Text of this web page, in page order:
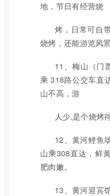
地，节日有经营烧
烤，日常可自
烧烤，还能游览风景
11、梅山（门
乘 318路公交车直
山不高，游
人少,是个烧烤
12、黄河鲤鱼
山乘308直达，鲜
肥肉嫩。
13、黄河迎宾